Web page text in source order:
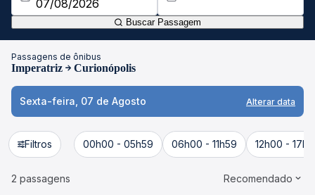
Buscar Passagem
Passagens de ônibus
Imperatriz Curionópolis
Sexta-feira, 07 de Agosto Alterar data
Filtros 00h00 - 05h59 06h00 - 11h59 12h00 -
2 passagens Recomendado